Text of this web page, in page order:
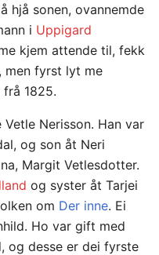
hjå sonen, ovannemde
i Uppigard
kjem attende til, fekk
men fyrst lyt me
1825.
Nerisson. Han var
og son åt Neri
Margit Vetlesdotter.
og syster åt Tarjei
om Der inne. Ei
Ho var gift med
og desse er dei fyrste